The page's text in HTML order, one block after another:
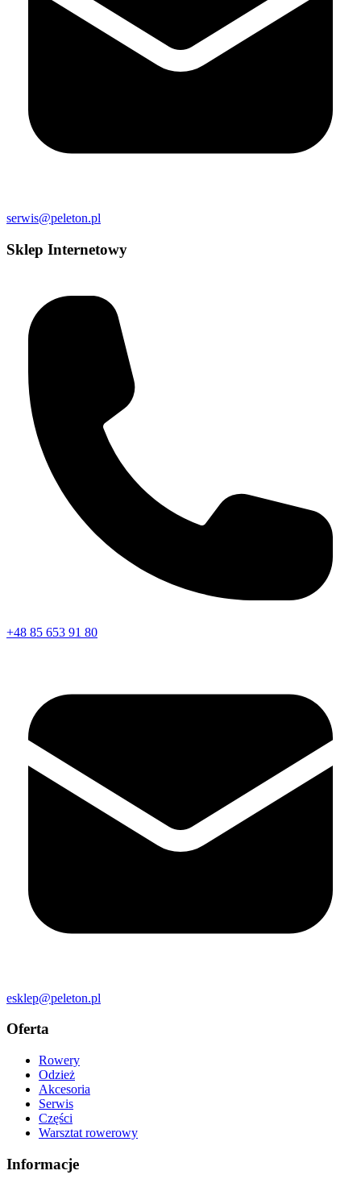
serwis@peleton.pl
Sklep Internetowy
+48 85 653 91 80
esklep@peleton.pl
Oferta
Rowery
Odzież
Akcesoria
Serwis
Części
Warsztat rowerowy
Informacje